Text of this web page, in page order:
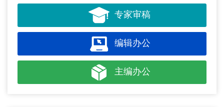
专家审稿
编辑办公
主编办公